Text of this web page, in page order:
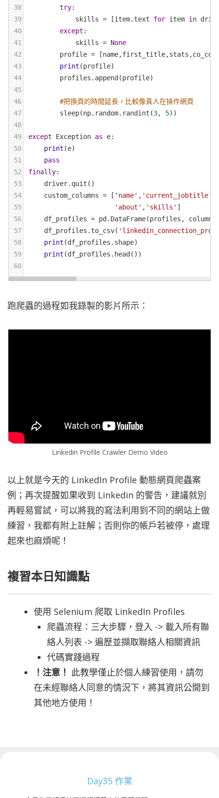
38
try:
39
skills = [item. text for item in
40
except :
41
skills = None
42
profile = [name,first_title,stats ,
43
print (profile)
44
profiles . append (profile)
45
46
#把換頁的時間延長，比較像真人在操作網頁
47
sleep(np. random. randint (3, 5))
48
49
except Exception as e:
50
print (e)
51
pass
52
finally:
53
driver. quit ()
54
custom_columns = [ 'name' , 'current_jobtitle'
55
'about' , 'skills' ]
56
df_profiles = pd . DataFrame(profiles , columns
57
df_profiles . to_csv(
58
print (df_profiles . shape)
59
print (df_profiles . head ())
60
跑爬蟲的過程如我錄製的影片所示：
Linkedin Profile Crawler Demo Video
以上就是今天的 LinkedIn Profile 動態網頁爬蟲案
例；再次提醒如果收到 Linkedin 的警告，建議就別
再輕易嘗試，可以將我的寫法利用到不同的網站上做
練習，我都有附上註解；否則你的帳戶若被停，處理
起來也麻煩呢！
複習本日知識點
使用 Selenium 爬取 LinkedIn Profiles
爬蟲流程：三大步驟，登入 -> 載入所有聯
絡人列表 -> 遍歷並擷取聯絡人相關資訊
代碼實踐過程
！注意！ 此教學僅止於個人練習使用，請勿
在未經聯絡人同意的情況下，將其資訊公開到
其他地方使用！
Day35 作業